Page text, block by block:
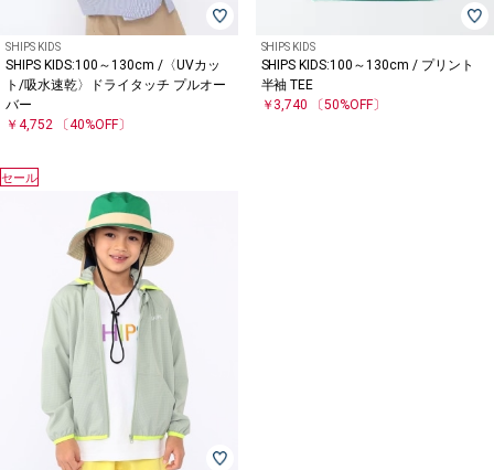
SHIPS KIDS
SHIPS KIDS:100～130cm /〈UVカッ
ト/吸水速乾〉ドライタッチ プルオー
バー
￥4,752〔40%OFF〕
SHIPS KIDS
SHIPS KIDS:100～130cm / プリント
半袖 TEE
￥3,740
〔50%OFF〕
セール